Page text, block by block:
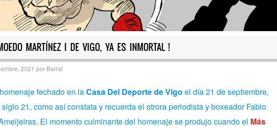
MARTÍNEZ I DE VIGO, YA ES INMORTAL !
2021 por Barral
fechado en laCasa Del Deporte de Vigo el día 21 de septiembre,
21, como así constata y recuerda el otrora periodista y boxeador Fabio
El momento culminante del homenaje se produjo cuando el Más